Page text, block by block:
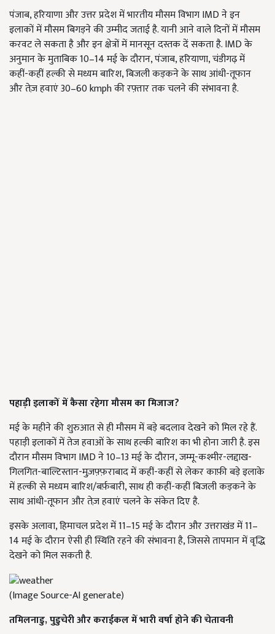
पंजाब, हरियाणा और उत्तर प्रदेश में भारतीय मौसम विभाग IMD ने इन
इलाकों में मौसम बिगड़ने की उम्मीद जताई है. यानी आने वाले दिनों में मौसम
करवट ले सकता है और इन क्षेत्रों में मानसून दस्तक दें सकता है. IMD के
अनुमान के मुताबिक 10–14 मई के दौरान, पंजाब, हरियाणा, चंडीगढ़ में
कहीं-कहीं हल्की से मध्यम बारिश, बिजली कड़कने के साथ आंधी-तूफान
और तेज़ हवाएं 30–60 kmph की रफ़्तार तक चलने की संभावना है.
पहाड़ी इलाकों में कैसा रहेगा मौसम का मिजाज?
मई के महीने की शुरुआत से ही मौसम में बड़े बदलाव देखने को मिल रहे हैं.
पहाड़ी इलाकों में तेज हवाओं के साथ हल्की बारिश का भी होना जारी है. इस
दौरान मौसम विभाग IMD ने 10–13 मई के दौरान, जम्मू-कश्मीर-लद्दाख-
गिलगित-बाल्टिस्तान-मुज़फ़्फ़राबाद में कहीं-कहीं से लेकर काफ़ी बड़े इलाके
में हल्की से मध्यम बारिश/बर्फ़बारी, साथ ही कहीं-कहीं बिजली कड़कने के
साथ आंधी-तूफान और तेज़ हवाएं चलने के संकेत दिए है.
इसके अलावा, हिमाचल प्रदेश में 11–15 मई के दौरान और उत्तराखंड में 11–
14 मई के दौरान ऐसी ही स्थिति रहने की संभावना है, जिससे तापमान में वृद्धि
देखने को मिल सकती है.
(Image Source-AI generate)
तमिलनाडु, पुडुचेरी और कराईकल में भारी वर्षा होने की चेतावनी